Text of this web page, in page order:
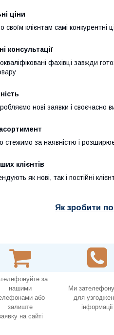
ціни
клієнтам самі конкурентні
консультації
фахівці завжди
нові заявки і своєчасно
стежимо за наявністю і
клієнтів
як нові, так і постійні
Як зробити
за
нашими
або
залиште
на сайті
Ми
для
інформації